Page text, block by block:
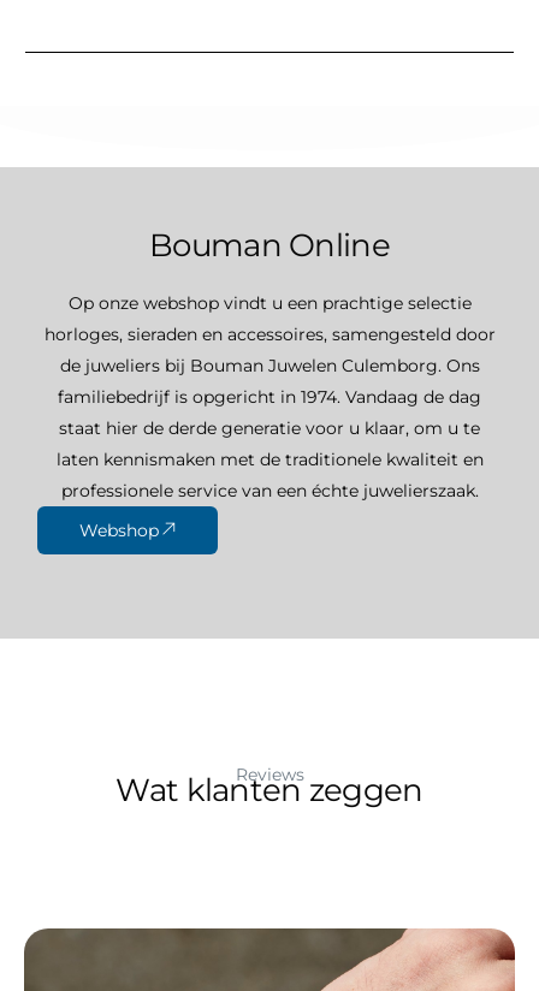
Bouman Online
Op onze webshop vindt u een prachtige selectie
horloges, sieraden en accessoires, samengesteld door
de juweliers bij Bouman Juwelen Culemborg. Ons
familiebedrijf is opgericht in 1974. Vandaag de dag
staat hier de derde generatie voor u klaar, om u te
laten kennismaken met de traditionele kwaliteit en
professionele service van een échte juwelierszaak.
Webshop
Reviews
Wat klanten zeggen